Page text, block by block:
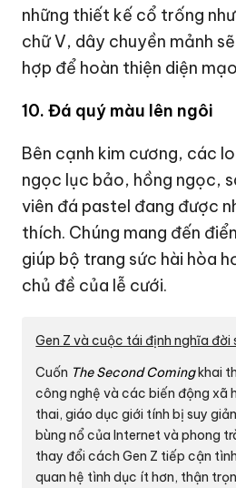
những thiết kế cổ trống
chữ V, dây chuyền mảnh
hợp để hoàn thiện diện
10. Đá quý màu lên ngôi
Bên cạnh kim cương, các
ngọc lục bảo, hồng ngọc,
viên đá pastel đang được
thích. Chúng mang đến
giúp bộ trang sức hài hòa
chủ đề của lễ cưới.
Gen Z và cuộc tái định nghĩa đời
Cuốn The Second Comingkhai
công nghệ và các biến động xã
thai, giáo dục giới tính bị suy
bùng nổ của Internet và phong
thay đổi cách Gen Z tiếp cận
quan hệ tình dục ít hơn, thận